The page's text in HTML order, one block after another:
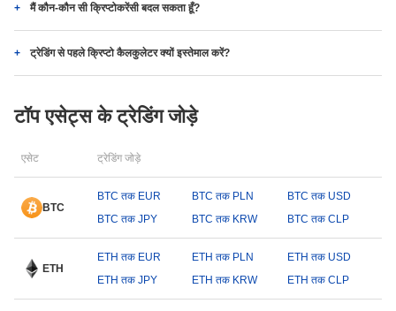
मैं कौन-कौन सी क्रिप्टोकरेंसी बदल सकता हूँ?
ट्रेडिंग से पहले क्रिप्टो कैलकुलेटर क्यों इस्तेमाल करें?
टॉप एसेट्स के ट्रेडिंग जोड़े
एसेट ट्रेडिंग जोड़े
BTC
BTC तक EUR BTC तक PLN
BTC तक USD
BTC तक JPY
BTC तक KRW BTC तक CLP
ETH
ETH तक EUR ETH तक PLN
ETH तक USD
ETH तक JPY
ETH तक KRW ETH तक CLP